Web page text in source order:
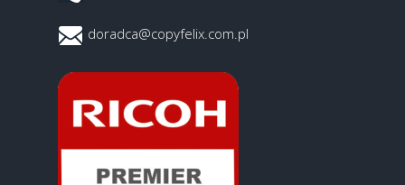
doradca@copyfelix.com.pl